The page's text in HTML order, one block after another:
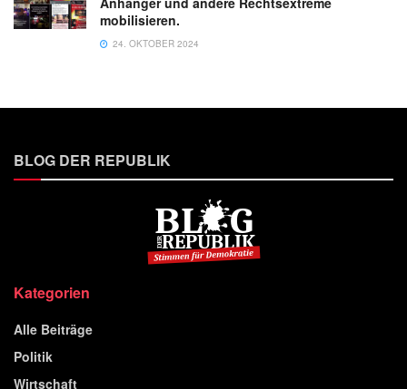
mobilisieren.
24. OKTOBER 2024
BLOG DER REPUBLIK
Kategorien
Alle Beiträge
Politik
Wirtschaft